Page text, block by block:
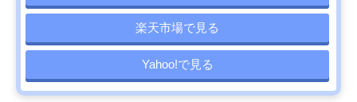
楽天市場で見る
Yahoo!で見る